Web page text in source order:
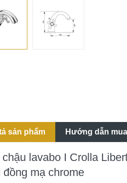
sản phẩm Hướng dẫn
lavabo I Crolla
đồng mạ chrome